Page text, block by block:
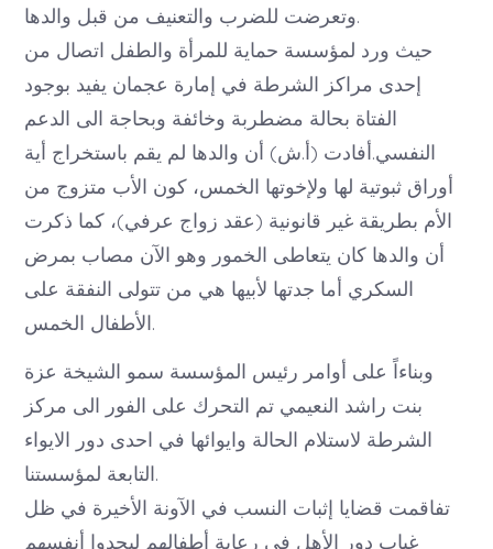
وتعرضت للضرب والتعنيف من قبل والدها.
حيث ورد لمؤسسة حماية للمرأة والطفل اتصال من
إحدى مراكز الشرطة في إمارة عجمان يفيد بوجود
الفتاة بحالة مضطربة وخائفة وبحاجة الى الدعم
النفسي.أفادت (أ.ش) أن والدها لم يقم باستخراج أية
أوراق ثبوتية لها ولإخوتها الخمس، كون الأب متزوج من
الأم بطريقة غير قانونية (عقد زواج عرفي)، كما ذكرت
أن والدها كان يتعاطى الخمور وهو الآن مصاب بمرض
السكري أما جدتها لأبيها هي من تتولى النفقة على
الأطفال الخمس.
وبناءاً على أوامر رئيس المؤسسة سمو الشيخة عزة
بنت راشد النعيمي تم التحرك على الفور الى مركز
الشرطة لاستلام الحالة وايوائها في احدى دور الايواء
التابعة لمؤسستنا.
تفاقمت قضايا إثبات النسب في الآونة الأخيرة في ظل
غياب دور الأهل في رعاية أطفالهم ليجدوا أنفسهم